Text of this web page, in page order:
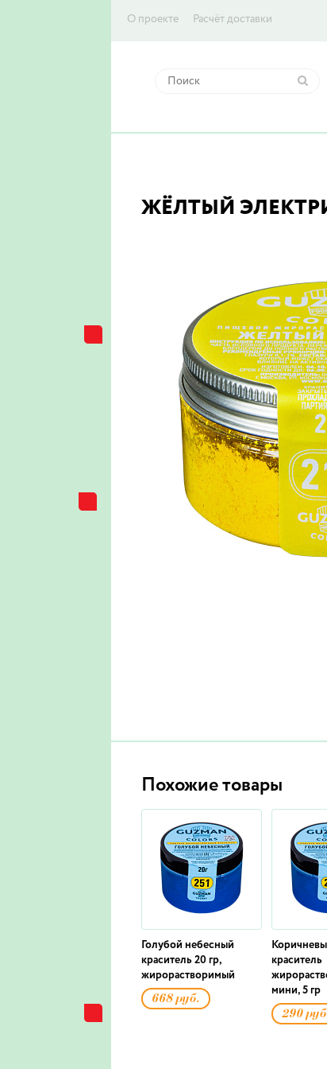
О проекте Расчёт доставки
ЖЁЛТЫЙ
Похожие товары
Голубой небесный
краситель 20 гр,
жирорастворимый
668 руб.
краситель
мини, 5 гр
290